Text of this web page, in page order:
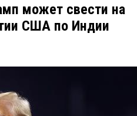
может свести на
США по Индии